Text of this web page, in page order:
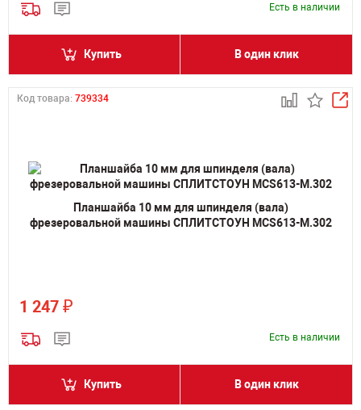
Есть в наличии
Купить В один клик
Код товара: 739334
Планшайба 10 мм для шпинделя (вала)
фрезеровальной машины СПЛИТСТОУН MCS613-M.302
1 247 ₽
Есть в наличии
Купить В один клик